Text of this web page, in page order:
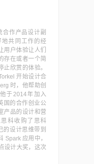
合作产品设计副
共同工作的经
用户体验让人们
存在或者一个简
欣赏的体验。
开始设计合
时，他帮助创
于2014年加入
国的合作创业公
产品的设计和营
科收购了思科
的设计思维带到
Spark 应用中，
设计大奖，这次